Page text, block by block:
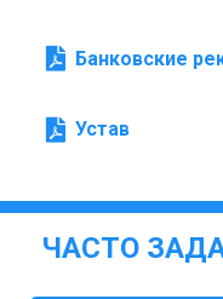
Банковские
Устав
ЧАСТО